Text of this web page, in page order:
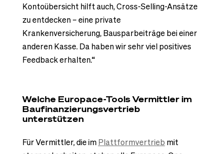
Kontoübersicht hilft auch, Cross-Selling-Ansätze
zu entdecken – eine private
Krankenversicherung, Bausparbeiträge bei einer
anderen Kasse. Da haben wir sehr viel positives
Feedback erhalten.“
Welche Europace-Tools Vermittler im
Baufinanzierungsvertrieb
unterstützen
Für Vermittler, die imPlattformvertrieb mit